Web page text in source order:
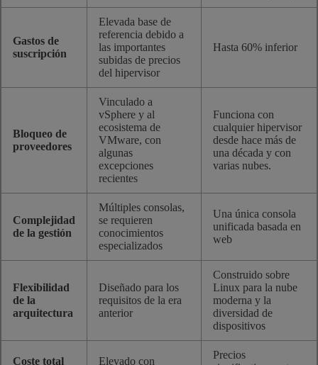
Gastos de
suscripción
Elevada base de
referencia debido a
las importantes
subidas de precios
del hipervisor
Hasta 60% inferior
Bloqueo de
proveedores
Vinculado a
vSphere y al
ecosistema de
VMware, con
algunas
excepciones
recientes
Funciona con
cualquier hipervisor
desde hace más de
una década y con
varias nubes.
Complejidad
de la gestión
Múltiples consolas,
se requieren
conocimientos
especializados
Una única consola
unificada basada en
web
Flexibilidad
de la
arquitectura
Diseñado para los
requisitos de la era
anterior
Construido sobre
Linux para la nube
moderna y la
diversidad de
dispositivos
Coste total Elevado con
Precios